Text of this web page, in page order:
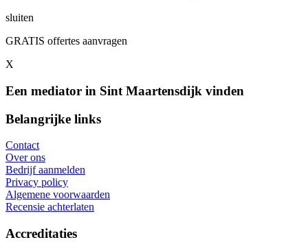
sluiten
GRATIS offertes aanvragen
X
Een mediator in Sint Maartensdijk vinden
Belangrijke links
Contact
Over ons
Bedrijf aanmelden
Privacy policy
Algemene voorwaarden
Recensie achterlaten
Accreditaties